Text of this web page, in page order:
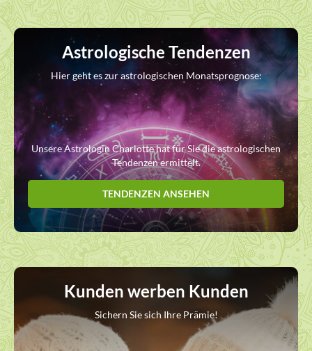
Astrologische Tendenzen
Hier geht es zur astrologischen Monatsprognose:
Unsere Astrologin Charlotte hat für Sie die astrologischen
Tendenzen ermittelt.
TENDENZEN ANSEHEN
Kunden werben Kunden
Sichern Sie sich Ihre Prämie!